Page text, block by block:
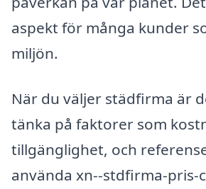
aspekt för många kunder
miljön.
När du väljer städfirma är
tänka på faktorer som
tillgänglighet, och
använda xn--stdfirma-pris-